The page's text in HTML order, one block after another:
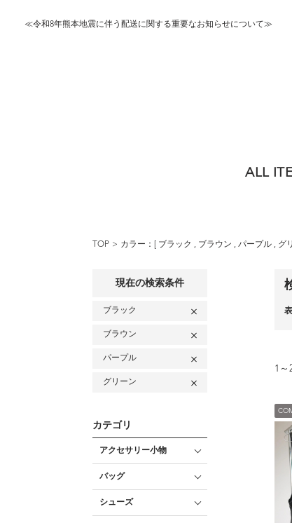
≪令和8年熊本地震に伴う配送に関する重要なお知らせについて≫
ALL
TOP カラー：[ ブラック , ブラウン , パープル , グ
現在の検索条件
ブラック
ブラウン
パープル
グリーン
カテゴリ
アクセサリー小物
バッグ
シューズ
1 ～